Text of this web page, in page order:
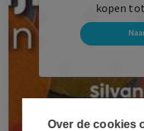
Over de cookies
kopen